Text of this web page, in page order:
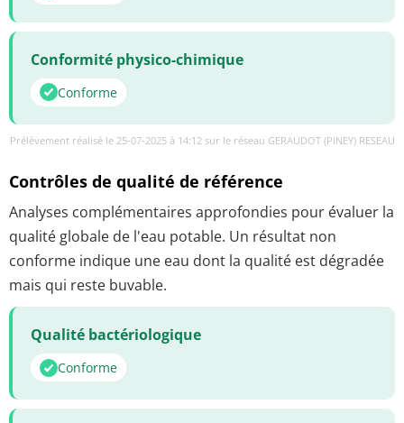
Conformité physico-chimique
Conforme
Prélèvement réalisé le 25-07-2025 à 14:12 sur le réseau GERAUDOT (PINEY) RESEAU
Contrôles de qualité de référence
Analyses complémentaires approfondies pour évaluer la
qualité globale de l'eau potable. Un résultat non
conforme indique une eau dont la qualité est dégradée
mais qui reste buvable.
Qualité bactériologique
Conforme